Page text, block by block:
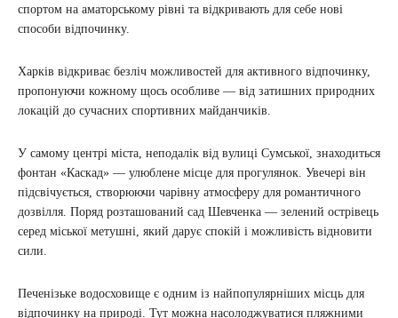
спортом на аматорському рівні та відкривають для себе нові
способи відпочинку.
Харків відкриває безліч можливостей для активного відпочинку,
пропонуючи кожному щось особливе — від затишних природних
локацій до сучасних спортивних майданчиків.
У самому центрі міста, неподалік від вулиці Сумської, знаходиться
фонтан «Каскад» — улюблене місце для прогулянок. Увечері він
підсвічується, створюючи чарівну атмосферу для романтичного
дозвілля. Поряд розташований сад Шевченка — зелений острівець
серед міської метушні, який дарує спокій і можливість відновити
сили.
Печенізьке водосховище є одним із найпопулярніших місць для
відпочинку на природі. Тут можна насолоджуватися пляжними